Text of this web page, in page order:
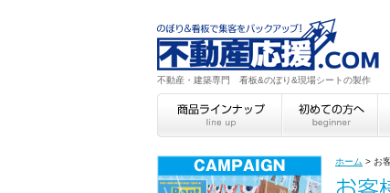
不動産・建築専門 看板&のぼり&現場シートの製作
ホーム > お